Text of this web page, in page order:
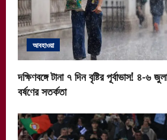
আবহাওয়া
দক্ষিণবঙ্গে টানা ৭ দিন বৃষ্টির পূর্বাভাস! ৪-৬
বর্ষণের সতর্কতা